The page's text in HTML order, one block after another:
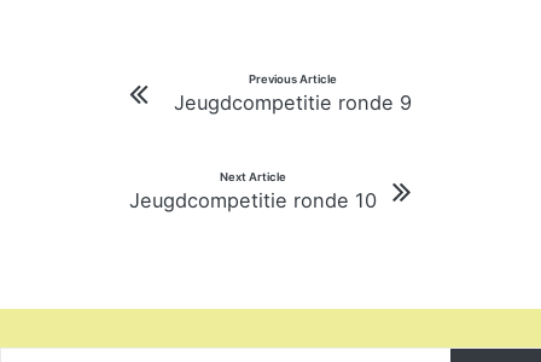
navigatie
Previous Article
Jeugdcompetitie ronde 9
Next Article
Jeugdcompetitie ronde 10